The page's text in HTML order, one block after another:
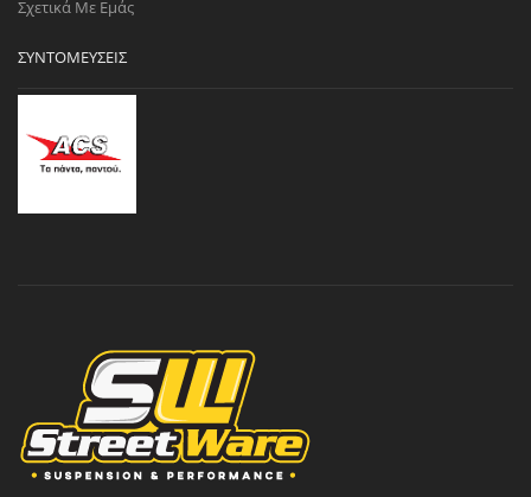
Σχετικά Με Εμάς
ΣΥΝΤΟΜΕΎΣΕΙΣ